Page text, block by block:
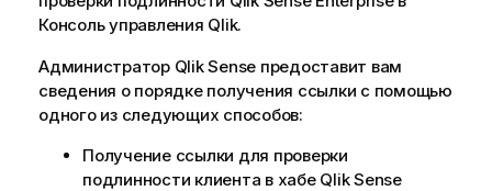
Консоль управления Qlik.
Администратор Qlik Sense предоставит вам
сведения о порядке получения ссылки с помощью
одного из следующих способов:
Получение ссылки для проверки
подлинности клиента в хабе Qlik Sense